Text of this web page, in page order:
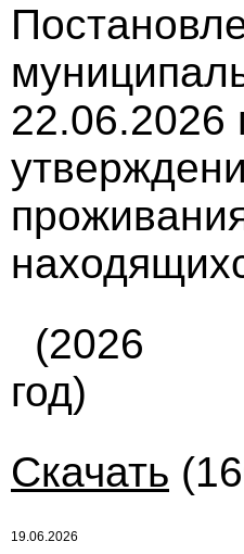
22.06.2026
(2026
год)
Скачать
19.06.2026